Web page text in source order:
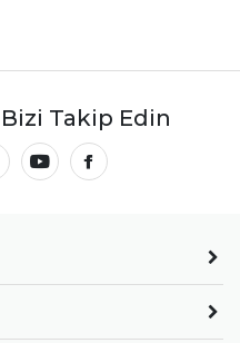
Takip Edin